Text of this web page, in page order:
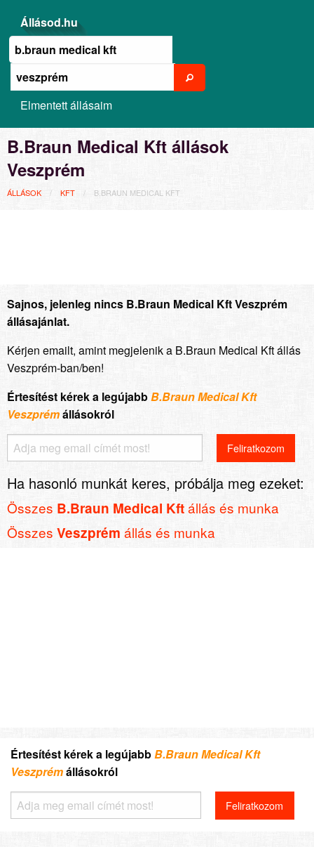
Állásod.hu
Elmentett állásaim
B.Braun Medical Kft állások
Veszprém
ÁLLÁSOK KFT B.BRAUN MEDICAL KFT
Sajnos, jelenleg nincs B.Braun Medical Kft Veszprém
állásajánlat.
Kérjen emailt, amint megjelenik a B.Braun Medical Kft állás
Veszprém-ban/ben!
Értesítést kérek a legújabb B.Braun Medical Kft
Veszprémállásokról
Ha hasonló munkát keres, próbálja meg ezeket:
Összes B.Braun Medical Kftállás és munka
Összes Veszprém állás és munka
Értesítést kérek a legújabbB.Braun Medical Kft
Veszprémállásokról